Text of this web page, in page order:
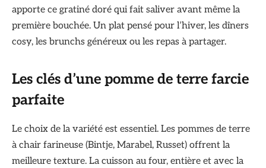
apporte ce gratiné doré qui fait saliver avant même la
première bouchée. Un plat pensé pour l’hiver, les dîners
cosy, les brunchs généreux ou les repas à partager.
Les clés d’une pomme de terre farcie
parfaite
Le choix de la variété est essentiel. Les pommes de terre
à chair farineuse (Bintje, Marabel, Russet) offrent la
meilleure texture. La cuisson au four, entière et avec la